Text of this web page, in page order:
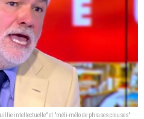
intellectuelle" et "méli-mélo de phrases creuses"